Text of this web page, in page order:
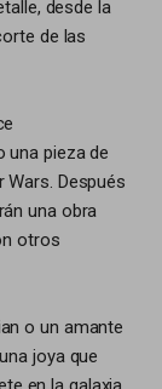
desde la
de las
una pieza de
Después
una obra
otros
o un amante
joya que